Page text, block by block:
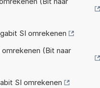
SI omrekenen
(Bit naar
SI omrekenen